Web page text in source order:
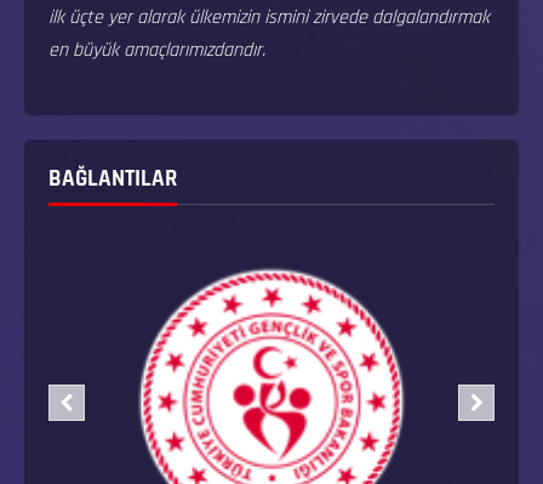
ilk üçte yer alarak ülkemizin ismini zirvede dalgalandırmak
en büyük amaçlarımızdandır.
BAĞLANTILAR